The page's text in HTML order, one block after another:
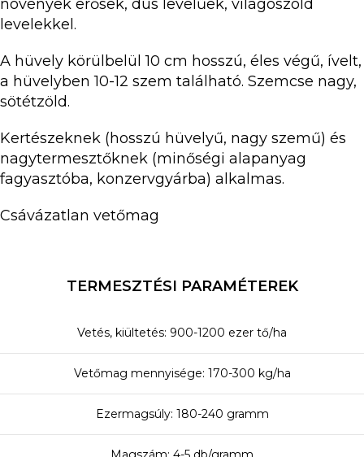
növények erősek, dús levelűek, világoszöld
levelekkel.
A hüvely körülbelül 10 cm hosszú, éles végű, ívelt,
a hüvelyben 10-12 szem található. Szemcse nagy,
sötétzöld.
Kertészeknek (hosszú hüvelyű, nagy szemű) és
nagytermesztőknek (minőségi alapanyag
fagyasztóba, konzervgyárba) alkalmas.
Csávázatlan vetőmag
TERMESZTÉSI PARAMÉTEREK
Vetés, kiültetés: 900-1200 ezer tő/ha
Vetőmag mennyisége: 170-300 kg/ha
Ezermagsúly: 180-240 gramm